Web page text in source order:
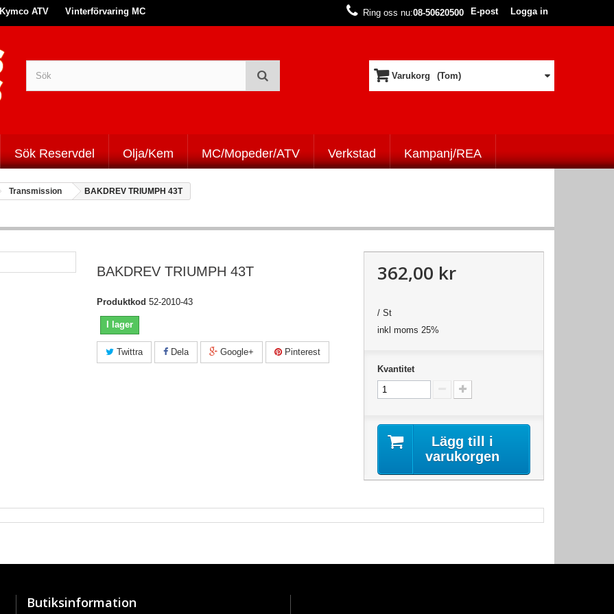
Kymco ATV Vinterförvaring MC Logga in
E-post
Ring oss nu:08-50620500
Varukorg (Tom)
Sök Reservdel Olja/Kem MC/Mopeder/ATV Verkstad Kampanj/REA
Transmission BAKDREV TRIUMPH 43T
BAKDREV TRIUMPH 43T
Produktkod 52-2010-43
I lager
Twittra Dela Google+ Pinterest
362,00 kr
/ St
inkl moms 25%
Kvantitet
Lägg till i
varukorgen
Butiksinformation